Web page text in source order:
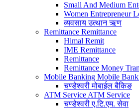
Small And Medium
Women Entrepreneur
व्यवसाय उत्थान ऋण
Remittance Remittance
Himal Remit
IME Remittance
Remittance
Remittance Money
Mobile Banking Mobile
चण्डेश्वरी मोबाईल बैकिङ
ATM Service ATM Service
चण्डेश्वरी ए.टि.एम. सेवा